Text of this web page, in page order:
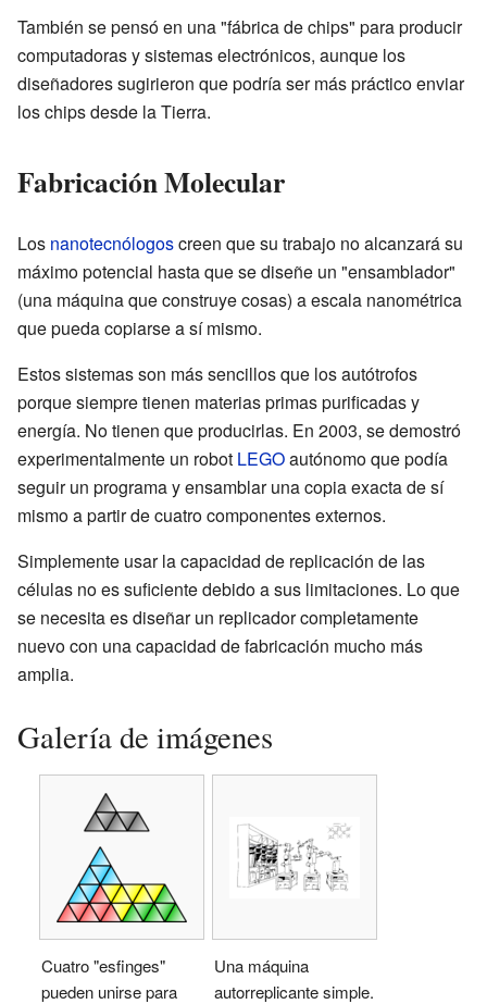
También se pensó en una "fábrica de chips" para producir
computadoras y sistemas electrónicos, aunque los
diseñadores sugirieron que podría ser más práctico enviar
los chips desde la Tierra.
Fabricación Molecular
Los nanotecnólogoscreen que su trabajo no alcanzará su
máximo potencial hasta que se diseñe un "ensamblador"
(una máquina que construye cosas) a escala nanométrica
que pueda copiarse a sí mismo.
Estos sistemas son más sencillos que los autótrofos
porque siempre tienen materias primas purificadas y
energía. No tienen que producirlas. En 2003, se demostró
experimentalmente un robot LEGOautónomo que podía
seguir un programa y ensamblar una copia exacta de sí
mismo a partir de cuatro componentes externos.
Simplemente usar la capacidad de replicación de las
células no es suficiente debido a sus limitaciones. Lo que
se necesita es diseñar un replicador completamente
nuevo con una capacidad de fabricación mucho más
amplia.
Galería de imágenes
Cuatro "esfinges"
pueden unirse para
Una máquina
autorreplicante simple.